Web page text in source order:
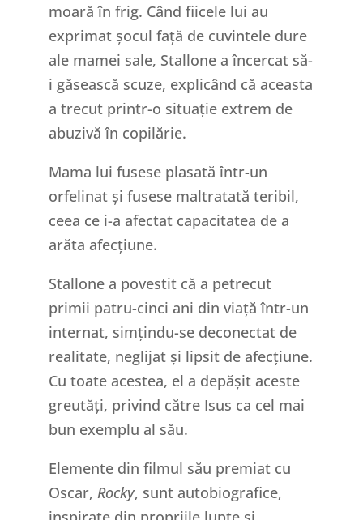
moară în frig. Când fiicele lui au
exprimat șocul față de cuvintele dure
ale mamei sale, Stallone a încercat să-
i găsească scuze, explicând că aceasta
a trecut printr-o situație extrem de
abuzivă în copilărie.
Mama lui fusese plasată într-un
orfelinat și fusese maltratată teribil,
ceea ce i-a afectat capacitatea de a
arăta afecțiune.
Stallone a povestit că a petrecut
primii patru-cinci ani din viață într-un
internat, simțindu-se deconectat de
realitate, neglijat și lipsit de afecțiune.
Cu toate acestea, el a depășit aceste
greutăți, privind către Isus ca cel mai
bun exemplu al său.
Elemente din filmul său premiat cu
Oscar, Rocky, sunt autobiografice,